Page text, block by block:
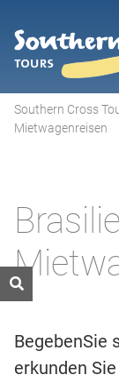
Southern Cross
Mietwagenreisen
BegebenSie
erkunden